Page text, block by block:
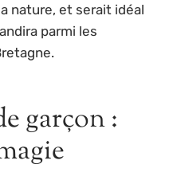
nature, et serait idéal
parmi les
garçon :